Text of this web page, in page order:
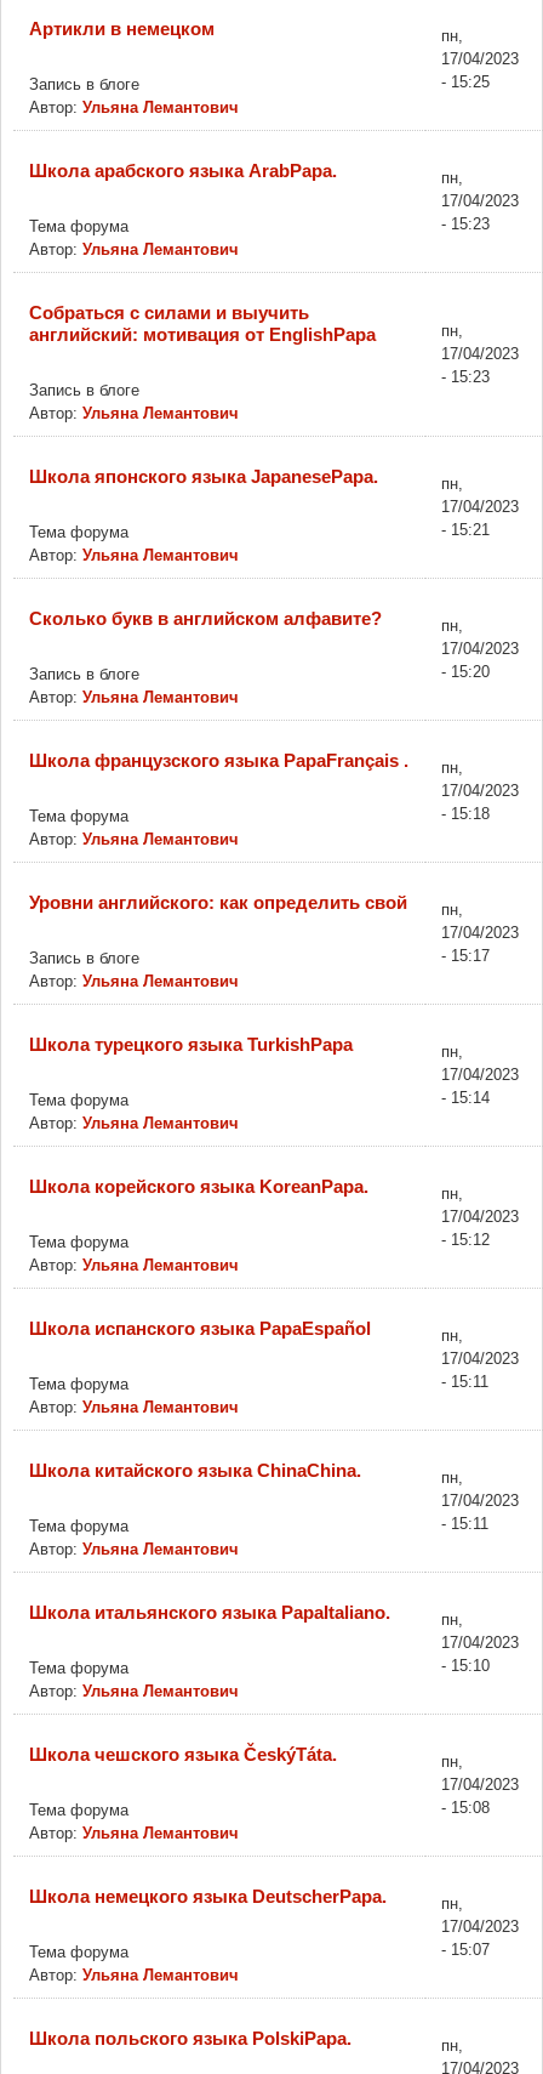
Артикли в немецком
Запись в блоге
Автор: Ульяна Лемантович
пн,
17/04/2023
- 15:25
Школа арабского языка ArabPapa.
Тема форума
Автор: Ульяна Лемантович
пн,
17/04/2023
- 15:23
Собраться с силами и выучить
английский: мотивация от EnglishPapa
Запись в блоге
Автор: Ульяна Лемантович
пн,
17/04/2023
- 15:23
Школа японского языка JapanesePapa.
Тема форума
Автор: Ульяна Лемантович
пн,
17/04/2023
- 15:21
Сколько букв в английском алфавите?
Запись в блоге
Автор: Ульяна Лемантович
пн,
17/04/2023
- 15:20
Школа французского языка PapaFrançais .
Тема форума
Автор: Ульяна Лемантович
пн,
17/04/2023
- 15:18
Уровни английского: как определить свой
Запись в блоге
Автор: Ульяна Лемантович
пн,
17/04/2023
- 15:17
Школа турецкого языка TurkishPapa
Тема форума
Автор: Ульяна Лемантович
пн,
17/04/2023
- 15:14
Школа корейского языка KoreanPapa.
Тема форума
Автор: Ульяна Лемантович
пн,
17/04/2023
- 15:12
Школа испанского языка PapaEspañol
Тема форума
Автор: Ульяна Лемантович
пн,
17/04/2023
- 15:11
Школа китайского языка ChinaChina.
Тема форума
Автор: Ульяна Лемантович
пн,
17/04/2023
- 15:11
Школа итальянского языка PapaItaliano.
Тема форума
Автор: Ульяна Лемантович
пн,
17/04/2023
- 15:10
Школа чешского языка ČeskýTáta.
Тема форума
Автор: Ульяна Лемантович
пн,
17/04/2023
- 15:08
Школа немецкого языка DeutscherPapa.
Тема форума
Автор: Ульяна Лемантович
пн,
17/04/2023
- 15:07
Школа польского языка PolskiPapa.
пн,
17/04/2023